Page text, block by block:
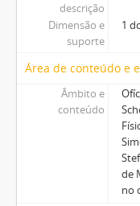
descrição
Dimensão e
suporte
1
Área de conteúdo e
Âmbito e
conteúdo
de
no